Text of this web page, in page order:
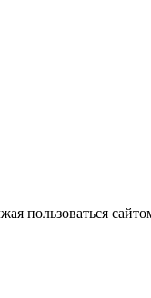
пользоваться